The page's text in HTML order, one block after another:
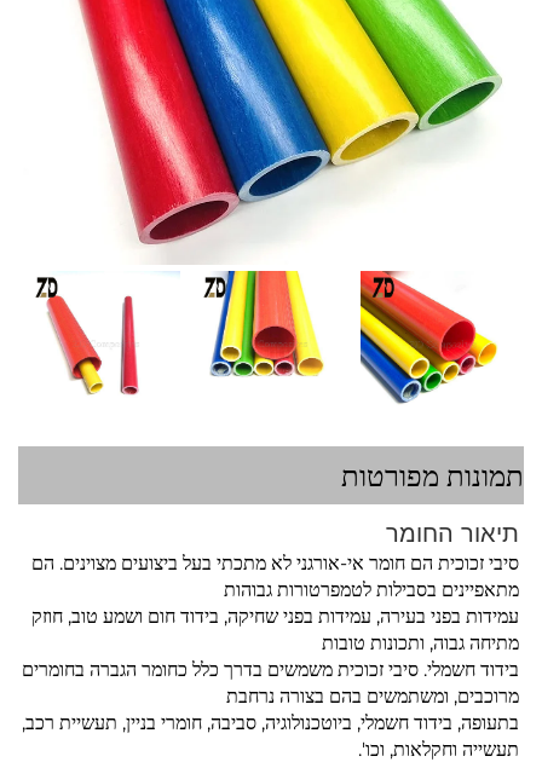
תמונות מפורטות
תיאור החומר
סיבי זכוכית הם חומר אי-אורגני לא מתכתי בעל ביצועים מצוינים. הם
מתאפיינים בסבילות לטמפרטורות גבוהות
עמידות בפני בעירה, עמידות בפני שחיקה, בידוד חום ושמע טוב, חוזק
מתיחה גבוה, ותכונות טובות
בידוד חשמלי. סיבי זכוכית משמשים בדרך כלל כחומר הגברה בחומרים
מרוכבים, ומשתמשים בהם בצורה נרחבת
בתעופה, בידוד חשמלי, ביוטכנולוגיה, סביבה, חומרי בניין, תעשיית רכב,
תעשייה וחקלאות, וכו'.